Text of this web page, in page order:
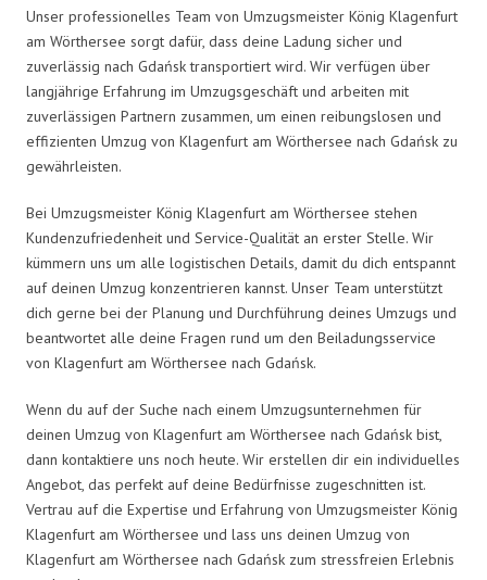
Unser professionelles Team von Umzugsmeister König Klagenfurt
am Wörthersee sorgt dafür, dass deine Ladung sicher und
zuverlässig nach Gdańsk transportiert wird. Wir verfügen über
langjährige Erfahrung im Umzugsgeschäft und arbeiten mit
zuverlässigen Partnern zusammen, um einen reibungslosen und
effizienten Umzug von Klagenfurt am Wörthersee nach Gdańsk zu
gewährleisten.
Bei Umzugsmeister König Klagenfurt am Wörthersee stehen
Kundenzufriedenheit und Service-Qualität an erster Stelle. Wir
kümmern uns um alle logistischen Details, damit du dich entspannt
auf deinen Umzug konzentrieren kannst. Unser Team unterstützt
dich gerne bei der Planung und Durchführung deines Umzugs und
beantwortet alle deine Fragen rund um den Beiladungsservice
von Klagenfurt am Wörthersee nach Gdańsk.
Wenn du auf der Suche nach einem Umzugsunternehmen für
deinen Umzug von Klagenfurt am Wörthersee nach Gdańsk bist,
dann kontaktiere uns noch heute. Wir erstellen dir ein individuelles
Angebot, das perfekt auf deine Bedürfnisse zugeschnitten ist.
Vertrau auf die Expertise und Erfahrung von Umzugsmeister König
Klagenfurt am Wörthersee und lass uns deinen Umzug von
Klagenfurt am Wörthersee nach Gdańsk zum stressfreien Erlebnis